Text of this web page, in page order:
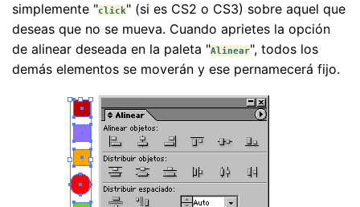
simplemente "click" (si es CS2 o CS3) sobre aquel que
deseas que no se mueva. Cuando aprietes la opción
de alinear deseada en la paleta "Alinear", todos los
demás elementos se moverán y ese pernamecerá fijo.